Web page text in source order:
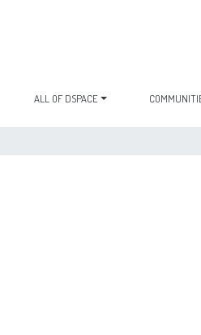
ALL OF DSPACE